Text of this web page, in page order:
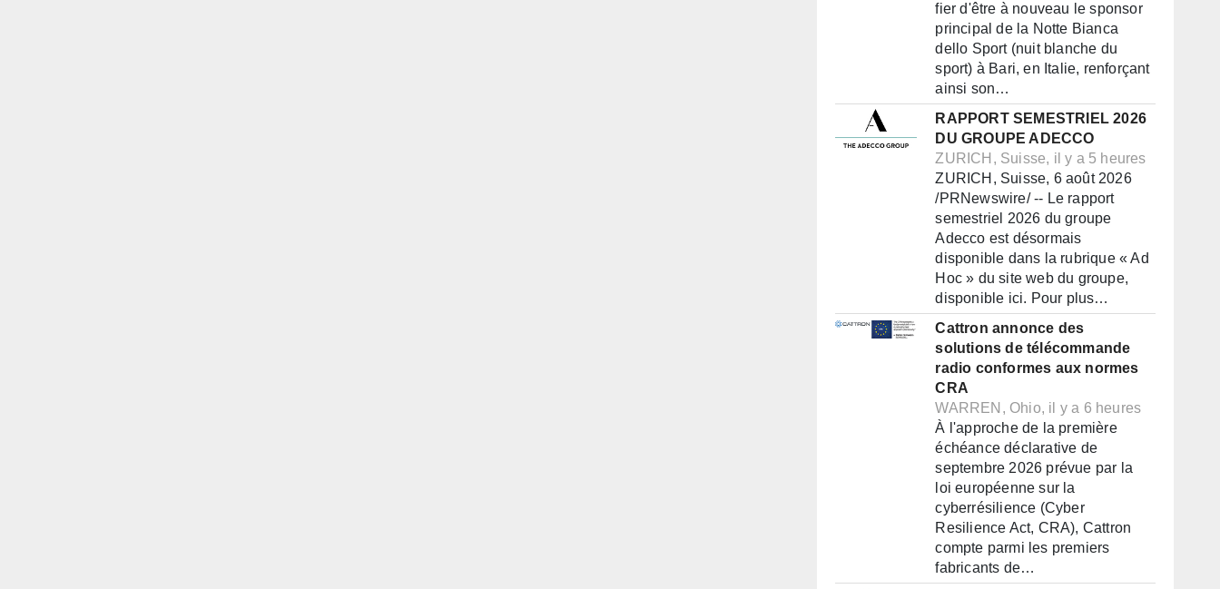
fier d'être à nouveau le sponsor
principal de la Notte Bianca
dello Sport (nuit blanche du
sport) à Bari, en Italie, renforçant
ainsi son…
RAPPORT SEMESTRIEL 2026
DU GROUPE ADECCO
ZURICH, Suisse, il y a 5 heures
ZURICH, Suisse, 6 août 2026
/PRNewswire/ -- Le rapport
semestriel 2026 du groupe
Adecco est désormais
disponible dans la rubrique « Ad
Hoc » du site web du groupe,
disponible ici. Pour plus…
Cattron annonce des
solutions de télécommande
radio conformes aux normes
CRA
WARREN, Ohio, il y a 6 heures
À l'approche de la première
échéance déclarative de
septembre 2026 prévue par la
loi européenne sur la
cyberrésilience (Cyber
Resilience Act, CRA), Cattron
compte parmi les premiers
fabricants de…